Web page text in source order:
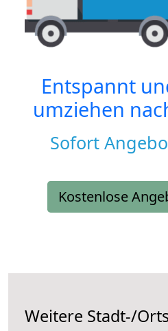
Entspannt
umziehen
Sofort
Kostenlose
Weitere Stadt-/